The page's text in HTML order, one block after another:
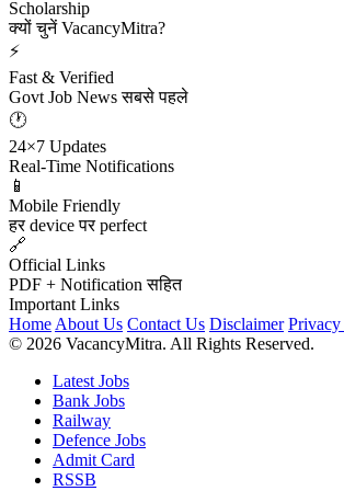
Scholarship
क्यों चुनें VacancyMitra?
⚡
Fast & Verified
Govt Job News सबसे पहले
🕐
24×7 Updates
Real-Time Notifications
📱
Mobile Friendly
हर device पर perfect
🔗
Official Links
PDF + Notification सहित
Important Links
Home About Us Contact Us Disclaimer
© 2026 VacancyMitra. All Rights Reserved.
Latest Jobs
Bank Jobs
Railway
Defence Jobs
Admit Card
RSSB